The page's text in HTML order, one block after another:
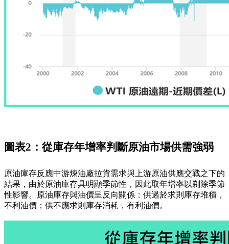
圖表2：從庫存年增率判斷原油市場供需強弱
原油庫存反應中游煉油廠拉貨需求與上游原油供應交戰之下的
結果，由於原油庫存具明顯季節性，因此取年增率以剃除季節
性影響。原油庫存與油價呈反向關係：供過於求則庫存堆積，
不利油價；供不應求則庫存消耗，有利油價。